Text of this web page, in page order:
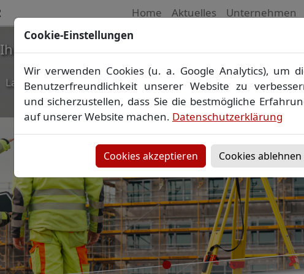
Home Aktuelles Unternehmen
Ihr Vermessungsbüro in Mecklenburg-
Wir vermessen Ihr Grundstück
Lageplan▪Absteckung▪Bauvermessung▪
Grenzfeststellung
▪Amtliche Auskünfte und Auszüge
Cookie-Einstellungen
Wir verwenden Cookies (u. a. Google Analytics), um
Benutzerfreundlichkeit unserer Website zu
und sicherzustellen, dass Sie die bestmögliche
auf unserer Website machen. Datenschutzerklärung
Cookies akzeptieren Cookies ablehnen